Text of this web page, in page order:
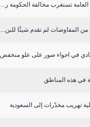
تستغرب مخالفة الحكومة ر...
في اجواء صور على علو منخفض
في هذه المناطق
تهريب مخدّرات إلى السعودية